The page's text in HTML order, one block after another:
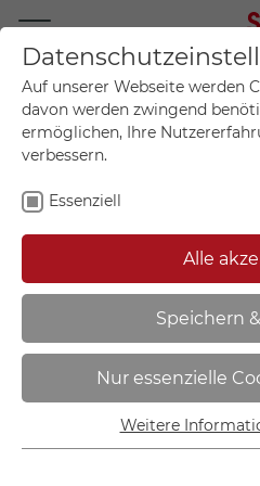
Mein Konto
Mein Warenkorb
Sie sind hier:
Sortiment
Rettungs- und
Fluchtwegschilder nach Norm
Auf unserer Webseite werden
davon werden zwingend
ermöglichen, Ihre
verbessern.
Essenziell
Alle
Speichern
Nur essenzielle
Essenziell
Essenzielle Cookies werden
Weitere